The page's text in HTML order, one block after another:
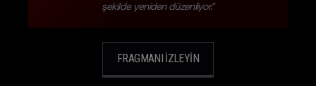
şekilde yeniden düzenliyor."
FRAGMANI İZLEYIN